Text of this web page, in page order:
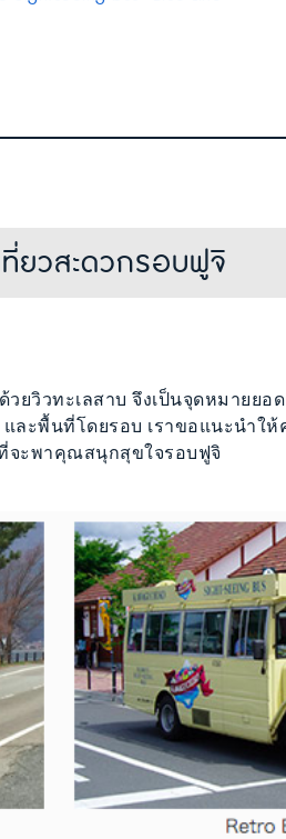
ที่ยวสะดวกรอบฟูจิ
ยวิวทะเลสาบ จึงเป็นจุดหมายยอ
ละพื้นที่โดยรอบ เราขอแนะนำใ
ที่จะพาคุณสนุกสุขใจรอบฟูจิ